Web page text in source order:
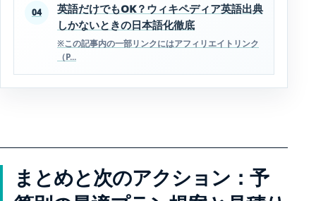
04
英語だけでもOK？ウィキペディア英語出典
しかないときの日本語化徹底
※この記事内の一部リンクにはアフィリエイトリンク
（P...
まとめと次のアクション：予